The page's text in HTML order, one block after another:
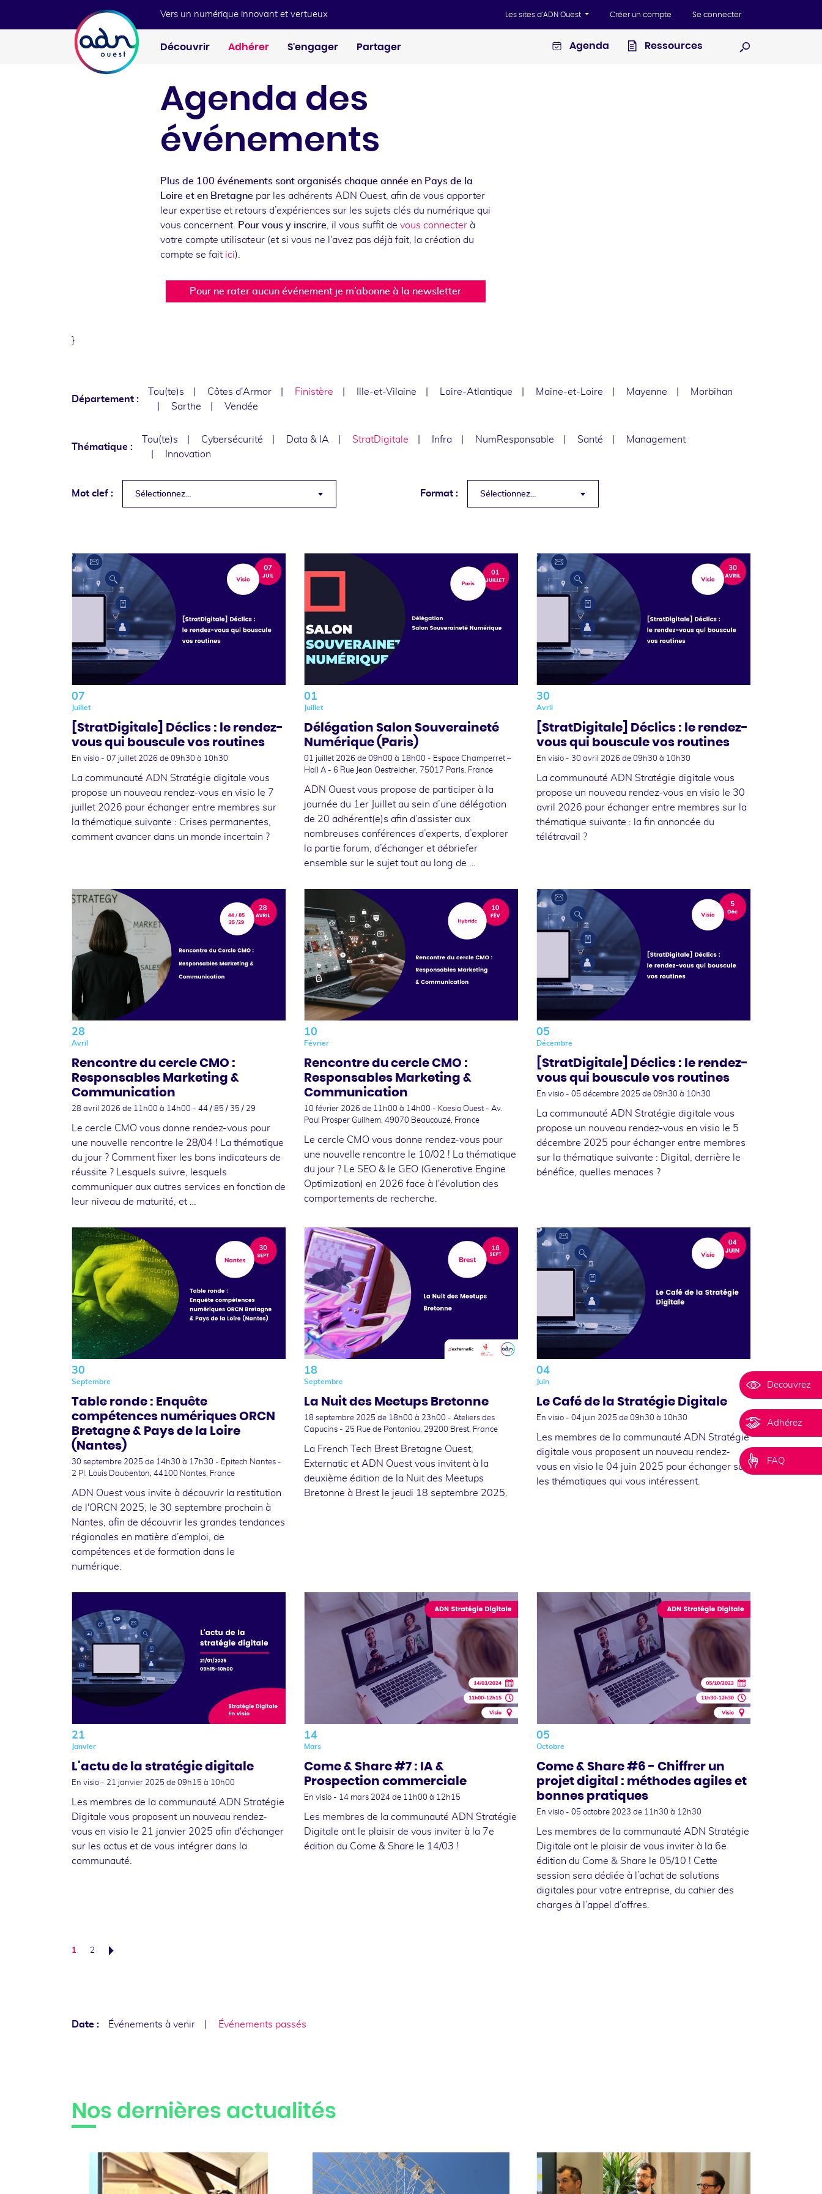
Vers un numérique innovant et vertueux Les sites d'ADN Ouest Créer un compte Se connecter
Découvrir Adhérer S'engager Partager Agenda
Ressources
Agenda des
événements
Plus de 100 événements sont organisés chaque année en Pays de la
Loire et en Bretagne par les adhérents ADN Ouest, afin de vous apporter
leur expertise et retours d’expériences sur les sujets clés du numérique qui
vous concernent. Pour vous y inscrire, il vous suffit de vous connecter à
votre compte utilisateur (et si vous ne l'avez pas déjà fait, la création du
compte se fait ici).
Pour ne rater aucun événement je m’abonne à la newsletter
}
Département :
Tou(te)s Côtes d'Armor Finistère Ille-et-Vilaine Loire-Atlantique Maine-et-Loire Mayenne
Morbihan
Sarthe
Vendée
Thématique :
Tou(te)s Cybersécurité Data & IA StratDigitale Infra NumResponsable Santé
Management
Innovation
Mot clef : Sélectionnez... Format : Sélectionnez...
07
Juillet
[StratDigitale] Déclics : le rendez-
vous qui bouscule vos routines
En visio - 07 juillet 2026 de 09h30 à 10h30
La communauté ADN Stratégie digitale vous
propose un nouveau rendez-vous en visio le 7
juillet 2026 pour échanger entre membres sur
la thématique suivante : Crises permanentes,
comment avancer dans un monde incertain ?
01
Juillet
Délégation Salon Souveraineté
Numérique (Paris)
01 juillet 2026 de 09h00 à 18h00 - Espace Champerret –
Hall A - 6 Rue Jean Oestreicher, 75017 Paris, France
ADN Ouest vous propose de participer à la
journée du 1er Juillet au sein d’une délégation
de 20 adhérent(e)s afin d’assister aux
nombreuses conférences d’experts, d’explorer
la partie forum, d’échanger et débriefer
ensemble sur le sujet tout au long de …
30
Avril
[StratDigitale] Déclics : le rendez-
vous qui bouscule vos routines
En visio - 30 avril 2026 de 09h30 à 10h30
La communauté ADN Stratégie digitale vous
propose un nouveau rendez-vous en visio le 30
avril 2026 pour échanger entre membres sur la
thématique suivante : la fin annoncée du
télétravail ?
28
Avril
Rencontre du cercle CMO :
Responsables Marketing &
Communication
28 avril 2026 de 11h00 à 14h00 - 44 / 85 / 35 / 29
Le cercle CMO vous donne rendez-vous pour
une nouvelle rencontre le 28/04 ! La thématique
du jour ? Comment fixer les bons indicateurs de
réussite ? Lesquels suivre, lesquels
communiquer aux autres services en fonction de
leur niveau de maturité, et …
10
Février
Rencontre du cercle CMO :
Responsables Marketing &
Communication
10 février 2026 de 11h00 à 14h00 - Koesio Ouest - Av.
Paul Prosper Guilhem, 49070 Beaucouzé, France
Le cercle CMO vous donne rendez-vous pour
une nouvelle rencontre le 10/02 ! La thématique
du jour ? Le SEO & le GEO (Generative Engine
Optimization) en 2026 face à l'évolution des
comportements de recherche.
05
Décembre
[StratDigitale] Déclics : le rendez-
vous qui bouscule vos routines
En visio - 05 décembre 2025 de 09h30 à 10h30
La communauté ADN Stratégie digitale vous
propose un nouveau rendez-vous en visio le 5
décembre 2025 pour échanger entre membres
sur la thématique suivante : Digital, derrière le
bénéfice, quelles menaces ?
30
Septembre
Table ronde : Enquête
compétences numériques ORCN
Bretagne & Pays de la Loire
(Nantes)
30 septembre 2025 de 14h30 à 17h30 - Epitech Nantes -
2 Pl. Louis Daubenton, 44100 Nantes, France
ADN Ouest vous invite à découvrir la restitution
de l'ORCN 2025, le 30 septembre prochain à
Nantes, afin de découvrir les grandes tendances
régionales en matière d’emploi, de
compétences et de formation dans le
numérique.
18
Septembre
La Nuit des Meetups Bretonne
18 septembre 2025 de 18h00 à 23h00 - Ateliers des
Capucins - 25 Rue de Pontaniou, 29200 Brest, France
La French Tech Brest Bretagne Ouest,
Externatic et ADN Ouest vous invitent à la
deuxième édition de la Nuit des Meetups
Bretonne à Brest le jeudi 18 septembre 2025.
04
Juin
Le Café de la Stratégie Digitale
En visio - 04 juin 2025 de 09h30 à 10h30
Les membres de la communauté ADN Stratégie
digitale vous proposent un nouveau rendez-
vous en visio le 04 juin 2025 pour échanger sur
les thématiques qui vous intéressent.
21
Janvier
L'actu de la stratégie digitale
En visio - 21 janvier 2025 de 09h15 à 10h00
Les membres de la communauté ADN Stratégie
Digitale vous proposent un nouveau rendez-
vous en visio le 21 janvier 2025 afin d'échanger
sur les actus et de vous intégrer dans la
communauté.
14
Mars
Come & Share #7 : IA &
Prospection commerciale
En visio - 14 mars 2024 de 11h00 à 12h15
Les membres de la communauté ADN Stratégie
Digitale ont le plaisir de vous inviter à la 7e
édition du Come & Share le 14/03 !
05
Octobre
Come & Share #6 - Chiffrer un
projet digital : méthodes agiles et
bonnes pratiques
En visio - 05 octobre 2023 de 11h30 à 12h30
Les membres de la communauté ADN Stratégie
Digitale ont le plaisir de vous inviter à la 6e
édition du Come & Share le 05/10 ! Cette
session sera dédiée à l’achat de solutions
digitales pour votre entreprise, du cahier des
charges à l’appel d’offres.
1 2
Date : Événements à venir Événements passés
Decouvrez
Adhérez
FAQ
Nos dernières actualités